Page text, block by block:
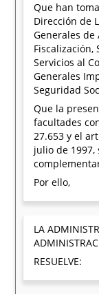
Que han
Dirección de
Generales de
Fiscalización,
Servicios al
Generales
Seguridad
Que la
facultades
27.653 y el
julio de 1997,
Por ello,
LA
RESUELVE: